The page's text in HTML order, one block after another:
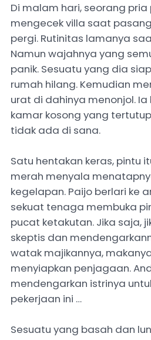
Di malam hari, seorang
mengecek villa saat
pergi. Rutinitas lamanya
Namun wajahnya yang
panik. Sesuatu yang dia
rumah hilang. Kemudian
urat di dahinya menonjol. Ia
kamar kosong yang
tidak ada di sana.
Satu hentakan keras, pintu
merah menyala
kegelapan. Paijo berlari ke
sekuat tenaga membuka
pucat ketakutan. Jika saja,
skeptis dan
watak majikannya,
menyiapkan penjagaan.
mendengarkan istrinya
pekerjaan ini …
Sesuatu yang basah dan